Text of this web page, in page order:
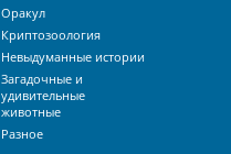
Оракул
Криптозоология
Невыдуманные истории
Загадочные и
удивительные
животные
Разное